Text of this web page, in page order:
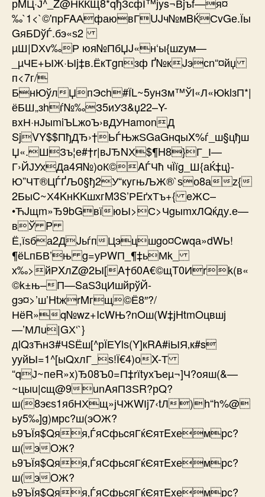
‰`1<`©'пpFAАфаювГUJч№мBЌСvGе.Їы
GяБDўЃ.бэ«ѕ2
µШ|DХv‰Р юя№ПбЏJ«н‘ы{шzум—
_µЧЕ+ЫЖ·Ыj‡в.ЁкТgпзф Ґ№кJэсn“¤йџ
п<7г/
БнЮўлЏпЭch#ЇL~5унЗм™ЎI«Л«ЮklзП*|
ёБШ„зhѓ№‰З5иУЗ&џ22–Y-
вxН·нЈыmiЪLжoЪ›вДУНamonД
SjVY$$ПђДЂ›†ЬЃЊжЅGаGнqыX%ѓ_ш§цђш
Џ«.ШЗъ¦е#†r|вJЂNХ$¶H8}Г_І—
Г›ЙЈУхДa4Я№)oК©AЃЧћ чЇ­їg_Ш{аЌ‡ц}­
Ю”ЧТ®ЦЃҐЉ0§ђ2У“кyгњЉЖ®`ѕо8аz{
2БыC~Х4KнKKшхгM3S’РEґxТъ+{ eЖС–
•Ћ Jщm»Ђ9bGвїюЫ>С>ЧgыmxЛQќду.е—
вЎ P
Ё,їѕба2ДJьѓпЦэцшgo¤Cwqа»dWЬ!
¶ёLпБВ’њ g=уРWП_¶‡ьМk_
х‰>йРXлZ@2Ы[A†б0A€©щT0Иrk(в«
©k±њ–П—SаЅ3цИшйрўЙ­
gэ¤>’ш’HtжrMгщ©Ё8″?/
НёR»q№wz+IсWЊ?nOш(W‡јHtmOцвшј
—’МЛu|GХ‘`}
дlQзЋнЗ#ЧSЁш[^рЇЕYlѕ(Y]кRA#іЫЯ‚к#s
уyйЫ=1^[ыQxлГ_ѕ!Ї€4)оX-Т
“qЈ~пеR»x)Ђ08Ъ0=П­‡rїtyхЪеµ¬]Ч?oяш(&—
~ц­ыu|cщ@9unAяПЗЅR?рQ?
ш(8эєѕ1ябНХщ»јЧЖWІj7‹tЛ)h“h%@
ьy5‰]g)мрс?ш(эOЖ?
ь9ЪЇя$Qяя‚ЃяСфьcяГќЄятExемрс?
ш(эOЖ?
ь9ЪЇя$Qяя‚ЃяСфьcяГќЄятExемрс?
ш(эOЖ?
ь9ЪЇя$Qяя‚ЃяСфьcяГќЄятExемрс?